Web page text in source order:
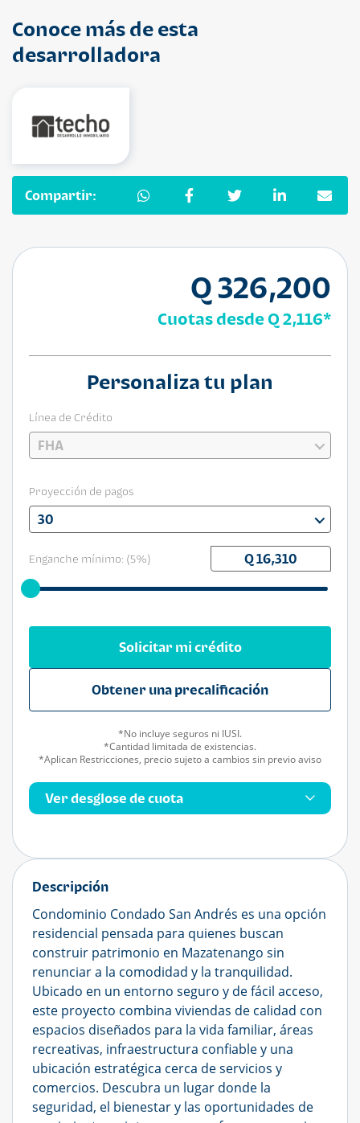
Conoce más de esta
desarrolladora
Compartir:
Descripción
Condominio Condado San Andrés es una opción
residencial pensada para quienes buscan
construir patrimonio en Mazatenango sin
renunciar a la comodidad y la tranquilidad.
Ubicado en un entorno seguro y de fácil acceso,
este proyecto combina viviendas de calidad con
espacios diseñados para la vida familiar, áreas
recreativas, infraestructura confiable y una
ubicación estratégica cerca de servicios y
comercios. Descubra un lugar donde la
seguridad, el bienestar y las oportunidades de
Q 326,200
Cuotas desdeQ 2,116*
Personaliza tu plan
Línea de Crédito
FHA
Proyección de pagos
30
Enganche mínimo: (5%)
Ver desglose de cuota
Solicitar mi crédito
Obtener una precalificación
*No incluye seguros ni IUSI.
*Cantidad limitada de existencias.
*Aplican Restricciones, precio sujeto a cambios sin previo aviso